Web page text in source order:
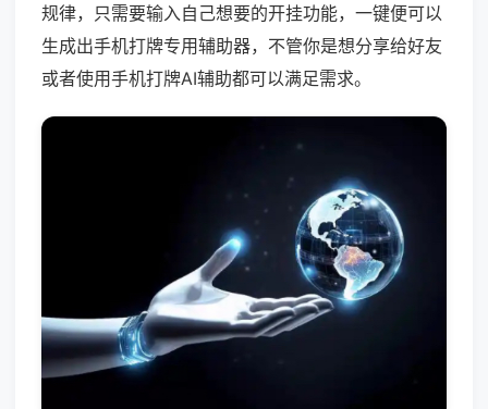
规律，只需要输入自己想要的开挂功能，一键便可以
生成出手机打牌专用辅助器，不管你是想分享给好友
或者使用手机打牌AI辅助都可以满足需求。